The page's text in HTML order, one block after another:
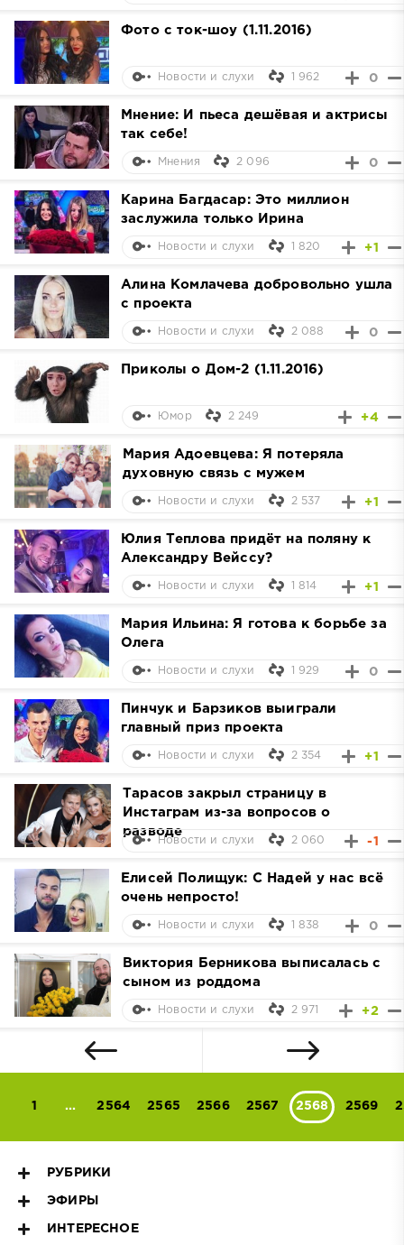
Фото с ток-шоу (1.11.2016)
0
Новости и слухи 1 962
Мнение: И пьеса дешёвая и актрисы
так себе!
0
Мнения 2 096
Карина Багдасар: Это миллион
заслужила только Ирина
+1
Новости и слухи 1 820
Алина Комлачева добровольно ушла
с проекта
0
Новости и слухи 2 088
Приколы о Дом-2 (1.11.2016)
+4
Юмор 2 249
Мария Адоевцева: Я потеряла
духовную связь с мужем
+1
Новости и слухи 2 537
Юлия Теплова придёт на поляну к
Александру Вейссу?
+1
Новости и слухи 1 814
Мария Ильина: Я готова к борьбе за
Олега
0
Новости и слухи 1 929
Пинчук и Барзиков выиграли
главный приз проекта
+1
Новости и слухи 2 354
Тарасов закрыл страницу в
Инстаграм из-за вопросов о
разводе
-1
Новости и слухи 2 060
Елисей Полищук: С Надей у нас всё
очень непросто!
0
Новости и слухи 1 838
Виктория Берникова выписалась с
сыном из роддома
+2
Новости и слухи 2 971
1 ... 2564 2565 2566 2567 2568 2569
РУБРИКИ
ЭФИРЫ
ИНТЕРЕСНОЕ